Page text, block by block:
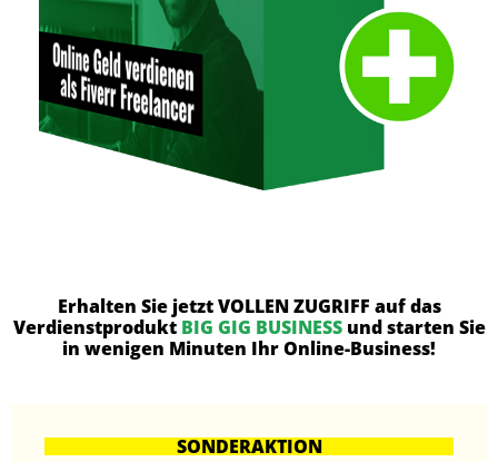
Erhalten Sie jetzt VOLLEN ZUGRIFF auf das
Verdienstprodukt BIG GIG BUSINESSund starten Sie
in wenigen Minuten Ihr Online-Business!
SONDERAKTION